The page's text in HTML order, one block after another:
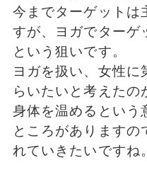
今までターゲットは
すが、ヨガでターゲ
という狙いです。
ヨガを扱い、女性に
らいたいと考えたの
身体を温めるという
ところがありますの
れていきたいですね。